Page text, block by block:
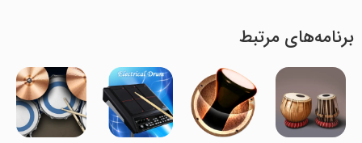
برنامه‌های مرتبط